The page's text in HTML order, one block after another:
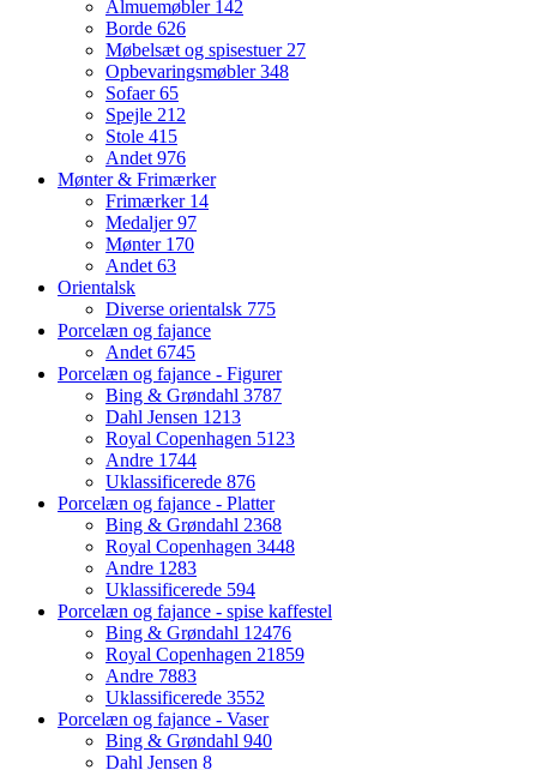
Almuemøbler 142
Borde 626
Møbelsæt og spisestuer27
Opbevaringsmøbler348
Sofaer65
Spejle 212
Stole 415
Andet976
Mønter & Frimærker
Frimærker 14
Medaljer97
Mønter 170
Andet63
Orientalsk
Diverse orientalsk 775
Porcelæn og fajance
Andet6745
Porcelæn og fajance - Figurer
Bing & Grøndahl 3787
Dahl Jensen 1213
Royal Copenhagen 5123
Andre 1744
Uklassificerede 876
Porcelæn og fajance - Platter
Bing & Grøndahl 2368
Royal Copenhagen 3448
Andre 1283
Uklassificerede 594
Porcelæn og fajance - spise kaffestel
Bing & Grøndahl 12476
Royal Copenhagen 21859
Andre 7883
Uklassificerede 3552
Porcelæn og fajance - Vaser
Bing & Grøndahl 940
Dahl Jensen 8